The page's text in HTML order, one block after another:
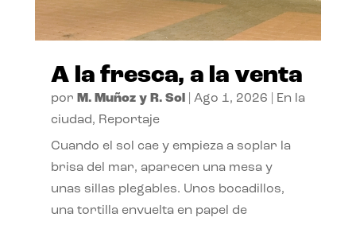
A la fresca, a la venta
por M. Muñoz y R. Sol| Ago 1, 2026
En la
ciudad, Reportaje
Cuando el sol cae y empieza a soplar la
brisa del mar, aparecen una mesa y
unas sillas plegables. Unos bocadillos,
una tortilla envuelta en papel de